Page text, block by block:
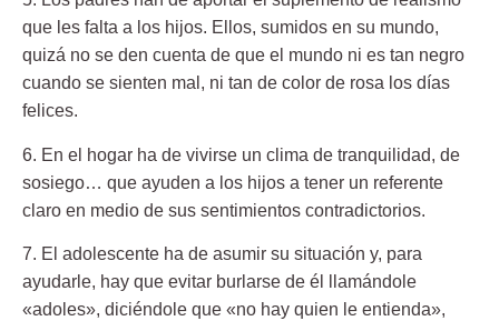
que les falta a los hijos. Ellos, sumidos en su mundo,
quizá no se den cuenta de que el mundo ni es tan negro
cuando se sienten mal, ni tan de color de rosa los días
felices.
6. En el hogar ha de vivirse un clima de tranquilidad, de
sosiego… que ayuden a los hijos a tener un referente
claro en medio de sus sentimientos contradictorios.
7. El adolescente ha de asumir su situación y, para
ayudarle, hay que evitar burlarse de él llamándole
«adoles», diciéndole que «no hay quien le entienda»,